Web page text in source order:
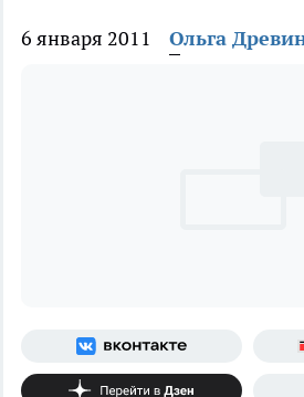
6 января 2011 Ольга